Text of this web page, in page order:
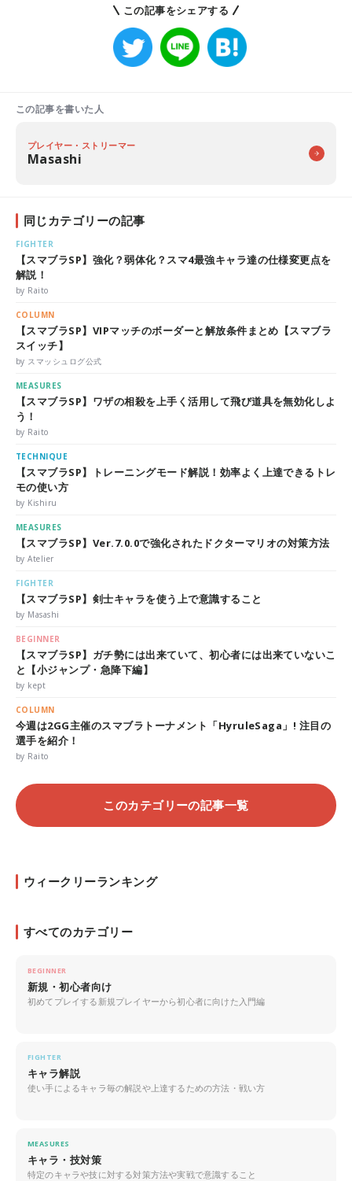
この記事をシェアする
この記事を書いた人
プレイヤー・ストリーマー
Masashi
同じカテゴリーの記事
FIGHTER
【スマブラSP】強化？弱体化？スマ4最強キャラ達の仕様変更点を
解説！
by Raito
COLUMN
【スマブラSP】VIPマッチのボーダーと解放条件まとめ【スマブラ
スイッチ】
by スマッシュログ公式
MEASURES
【スマブラSP】ワザの相殺を上手く活用して飛び道具を無効化しよ
う！
by Raito
TECHNIQUE
【スマブラSP】トレーニングモード解説！効率よく上達できるトレ
モの使い方
by Kishiru
MEASURES
【スマブラSP】Ver.7.0.0で強化されたドクターマリオの対策方法
by Atelier
FIGHTER
【スマブラSP】剣士キャラを使う上で意識すること
by Masashi
BEGINNER
【スマブラSP】ガチ勢には出来ていて、初心者には出来ていないこ
と【小ジャンプ・急降下編】
by kept
COLUMN
今週は2GG主催のスマブラトーナメント「HyruleSaga」! 注目の
選手を紹介！
by Raito
このカテゴリーの記事一覧
ウィークリーランキング
すべてのカテゴリー
BEGINNER
新規・初心者向け
初めてプレイする新規プレイヤーから初心者に向けた入門編
FIGHTER
キャラ解説
使い手によるキャラ毎の解説や上達するための方法・戦い方
MEASURES
キャラ・技対策
特定のキャラや技に対する対策方法や実戦で意識すること